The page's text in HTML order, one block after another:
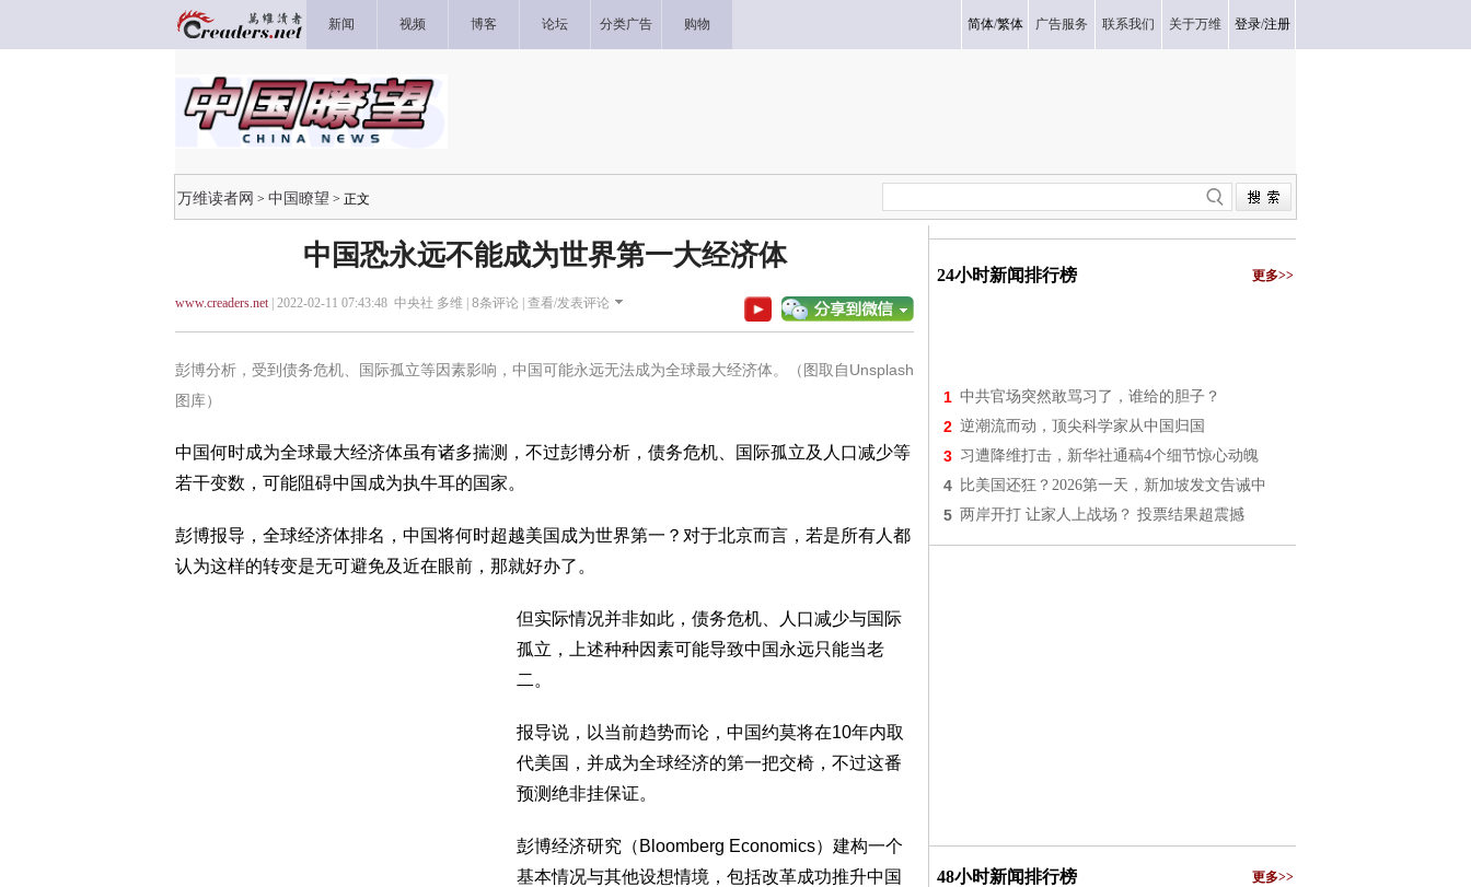
新闻 视频 博客 论坛 分类广告 购物 简体/繁体 广告服务 联系我们 关于万维 登录/注册
万维读者网 > 中国瞭望 > 正文
中国恐永远不能成为世界第一大经济体
www.creaders.net| 2022-02-11 07:43:48 中央社 多维 | 8条评论 | 查看/发表评论
彭博分析，受到债务危机、国际孤立等因素影响，中国可能永远无法成为全球最大经济体。（图取自Unsplash
图库）
中国何时成为全球最大经济体虽有诸多揣测，不过彭博分析，债务危机、国际孤立及人口减少等
若干变数，可能阻碍中国成为执牛耳的国家。
彭博报导，全球经济体排名，中国将何时超越美国成为世界第一？对于北京而言，若是所有人都
认为这样的转变是无可避免及近在眼前，那就好办了。
但实际情况并非如此，债务危机、人口减少与国际
孤立，上述种种因素可能导致中国永远只能当老
二。
报导说，以当前趋势而论，中国约莫将在10年内取
代美国，并成为全球经济的第一把交椅，不过这番
预测绝非挂保证。
彭博经济研究（Bloomberg Economics）建构一个
基本情况与其他设想情境，包括改革成功推升中国
24小时新闻排行榜 更多>>
1 中共官场突然敢骂习了，谁给的胆子？
2 逆潮流而动，顶尖科学家从中国归国
3 习遭降维打击，新华社通稿4个细节惊心动魄
4 比美国还狂？2026第一天，新加坡发文告诫中
5 两岸开打 让家人上战场？ 投票结果超震撼
48小时新闻排行榜 更多>>